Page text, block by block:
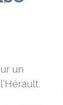
un